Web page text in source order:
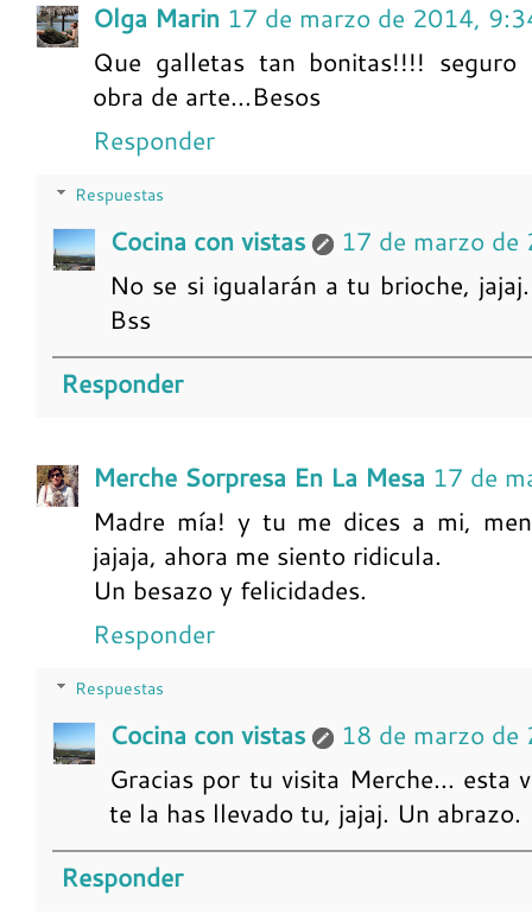
Olga Marin 17 de marzo de 2014,
Que galletas tan bonitas!!!! seguro
obra de arte...Besos
Responder
Respuestas
Cocina con vistas
17 de marzo
No se si igualarán a tu brioche,
Bss
Responder
Merche Sorpresa En La Mesa 17 de
Madre mía! y tu me dices a mi,
jajaja, ahora me siento ridicula.
Un besazo y felicidades.
Responder
Respuestas
Cocina con vistas
18 de marzo
Gracias por tu visita Merche... esta
te la has llevado tu, jajaj. Un abrazo.
Responder